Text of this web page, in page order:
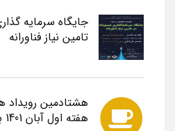
جایگاه سرمایه
تامین نیاز فناورانه
هشتادمین رویداد
هفته اول آبان 1401 برگزار می شود